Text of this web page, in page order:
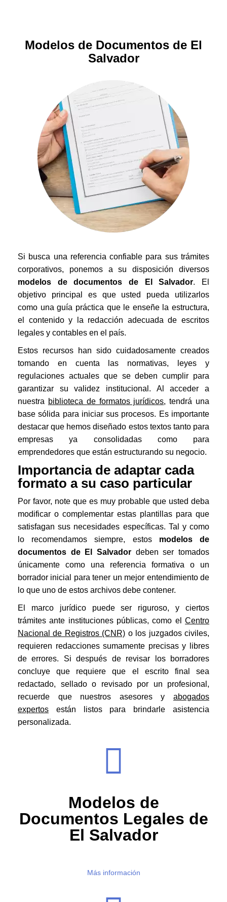
Modelos de Documentos de El
Salvador
Si busca una referencia confiable para sus trámites
corporativos, ponemos a su disposición diversos
modelos de documentos de El Salvador. El
objetivo principal es que usted pueda utilizarlos
como una guía práctica que le enseñe la estructura,
el contenido y la redacción adecuada de escritos
legales y contables en el país.
Estos recursos han sido cuidadosamente creados
tomando en cuenta las normativas, leyes y
regulaciones actuales que se deben cumplir para
garantizar su validez institucional. Al acceder a
nuestra biblioteca de formatos jurídicos, tendrá una
base sólida para iniciar sus procesos. Es importante
destacar que hemos diseñado estos textos tanto para
empresas ya consolidadas como para
emprendedores que están estructurando su negocio.
Importancia de adaptar cada
formato a su caso particular
Por favor, note que es muy probable que usted deba
modificar o complementar estas plantillas para que
satisfagan sus necesidades específicas. Tal y como
lo recomendamos siempre, estos modelos de
documentos de El Salvador deben ser tomados
únicamente como una referencia formativa o un
borrador inicial para tener un mejor entendimiento de
lo que uno de estos archivos debe contener.
El marco jurídico puede ser riguroso, y ciertos
trámites ante instituciones públicas, como el Centro
Nacional de Registros (CNR) o los juzgados civiles,
requieren redacciones sumamente precisas y libres
de errores. Si después de revisar los borradores
concluye que requiere que el escrito final sea
redactado, sellado o revisado por un profesional,
recuerde que nuestros asesores y abogados
expertos están listos para brindarle asistencia
personalizada.
Modelos de
Documentos Legales de
El Salvador
Más información